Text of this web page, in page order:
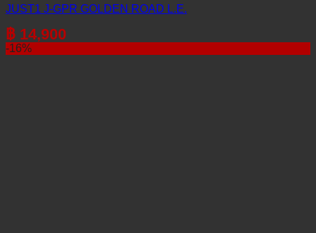
JUST1 J-GPR GOLDEN ROAD L.E.
฿ 14,900
-16%